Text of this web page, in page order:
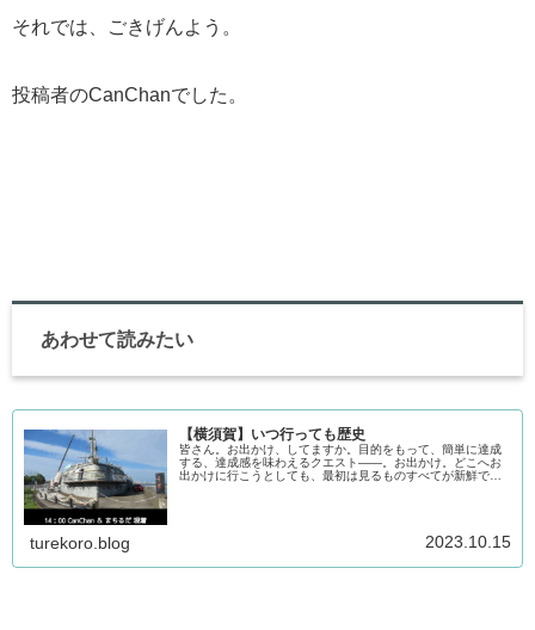
それでは、ごきげんよう。
投稿者のCanChanでした。
あわせて読みたい
【横須賀】いつ行っても歴史
皆さん。お出かけ、してますか。目的をもって、簡単に達成
する、達成感を味わえるクエスト――。お出かけ。どこへお
出かけに行こうとしても、最初は見るものすべてが新鮮で、
turekoro.blog 2023.10.15